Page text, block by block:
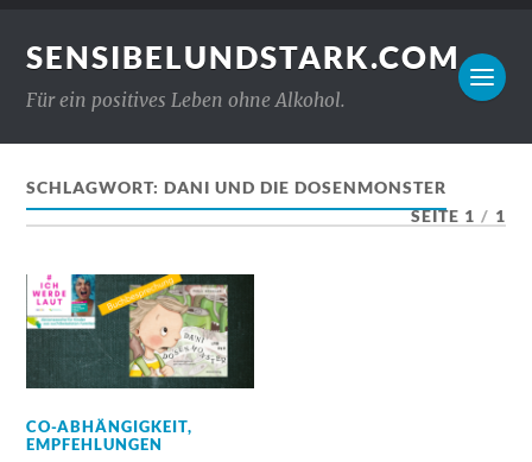
SENSIBELUNDSTARK.COM
Für ein positives Leben ohne Alkohol.
SCHLAGWORT:DANI UND DIE DOSENMONSTER
SEITE 1 / 1
CO-ABHÄNGIGKEIT,
EMPFEHLUNGEN